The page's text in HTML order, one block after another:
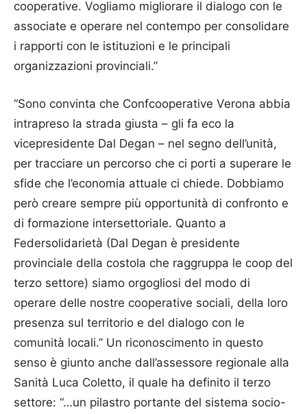
cooperative. Vogliamo migliorare il dialogo con le
associate e operare nel contempo per consolidare
i rapporti con le istituzioni e le principali
organizzazioni provinciali.”
“Sono convinta che Confcooperative Verona abbia
intrapreso la strada giusta – gli fa eco la
vicepresidente Dal Degan – nel segno dell’unità,
per tracciare un percorso che ci porti a superare le
sfide che l’economia attuale ci chiede. Dobbiamo
però creare sempre più opportunità di confronto e
di formazione intersettoriale. Quanto a
Federsolidarietà (Dal Degan è presidente
provinciale della costola che raggruppa le coop del
terzo settore) siamo orgogliosi del modo di
operare delle nostre cooperative sociali, della loro
presenza sul territorio e del dialogo con le
comunità locali.” Un riconoscimento in questo
senso è giunto anche dall’assessore regionale alla
Sanità Luca Coletto, il quale ha definito il terzo
settore: “…un pilastro portante del sistema socio-